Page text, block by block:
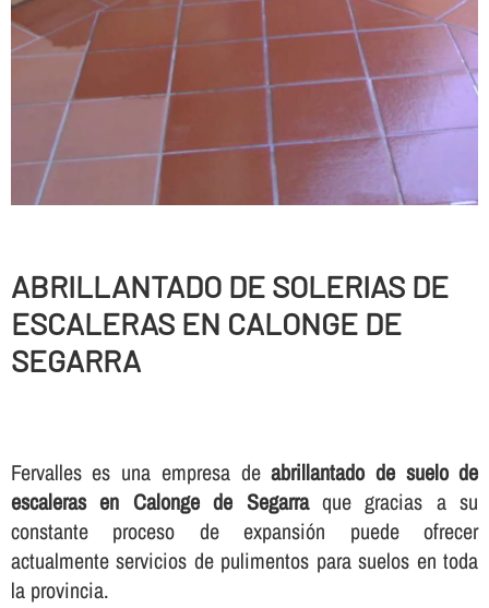
ABRILLANTADO DE SOLERIAS DE
ESCALERAS EN CALONGE DE
SEGARRA
Fervalles es una empresa deabrillantado de suelo de
escaleras en Calonge de Segarraque gracias a su
constante proceso de expansión puede ofrecer
actualmente servicios de pulimentos para suelos en toda
la provincia.